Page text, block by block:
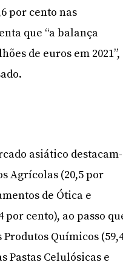
por cento nas
que “a balança
de euros em 2021”,
asiático destacam-
Agrícolas (20,5 por
de Ótica e
por cento), ao passo
Químicos
Pastas Celulósicas e